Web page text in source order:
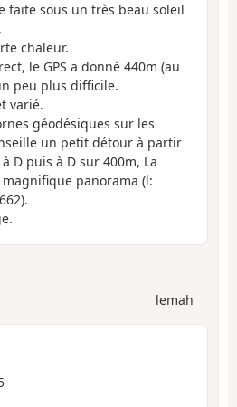
faite sous un très beau soleil
chaleur.
le GPS a donné 440m (au
peu plus difficile.
varié.
géodésiques sur les
un petit détour à partir
D puis à D sur 400m, La
panorama (l:
lemah